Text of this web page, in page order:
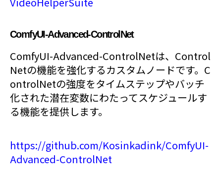
ComfyUI-Advanced-ControlNet
ComfyUI-Advanced-ControlNetは、Control
Netの機能を強化するカスタムノードです。C
ontrolNetの強度をタイムステップやバッチ
化された潜在変数にわたってスケジュールす
る機能を提供します。
https://github.com/Kosinkadink/ComfyUI-
Advanced-ControlNet